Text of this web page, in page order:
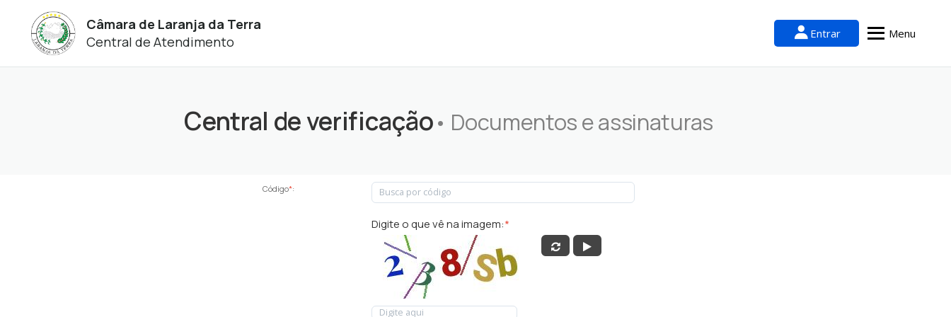
Câmara de Laranja da Terra
Central de Atendimento
Entrar Menu
Central de verificação• Documentos e assinaturas
Código*:
Digite o que vê na imagem:*